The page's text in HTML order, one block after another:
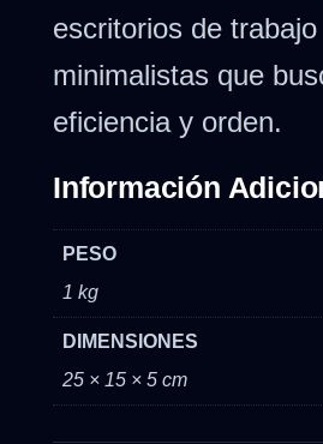
escritorios de
minimalistas que
eficiencia y orden.
Información
PESO
1 kg
DIMENSIONES
25 × 15 × 5 cm